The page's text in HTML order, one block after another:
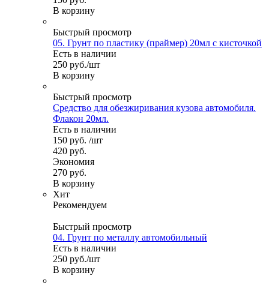
В корзину
Быстрый просмотр
05. Грунт по пластику (праймер) 20мл с кисточкой
Есть в наличии
250 руб./шт
В корзину
Быстрый просмотр
Средство для обезжиривания кузова автомобиля.
Флакон 20мл.
Есть в наличии
150 руб. /шт
420 руб.
Экономия
270 руб.
В корзину
Хит
Рекомендуем
Быстрый просмотр
04. Грунт по металлу автомобильный
Есть в наличии
250 руб./шт
В корзину